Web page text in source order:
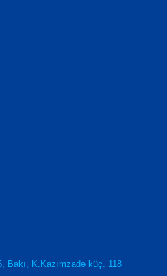
Bakı, K.Kazımzadə küç. 118